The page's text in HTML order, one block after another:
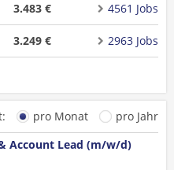
3.483 € 4561 Jobs
3.249 € 2963 Jobs
pro Monat pro Jahr
Account Lead (m/w/d)